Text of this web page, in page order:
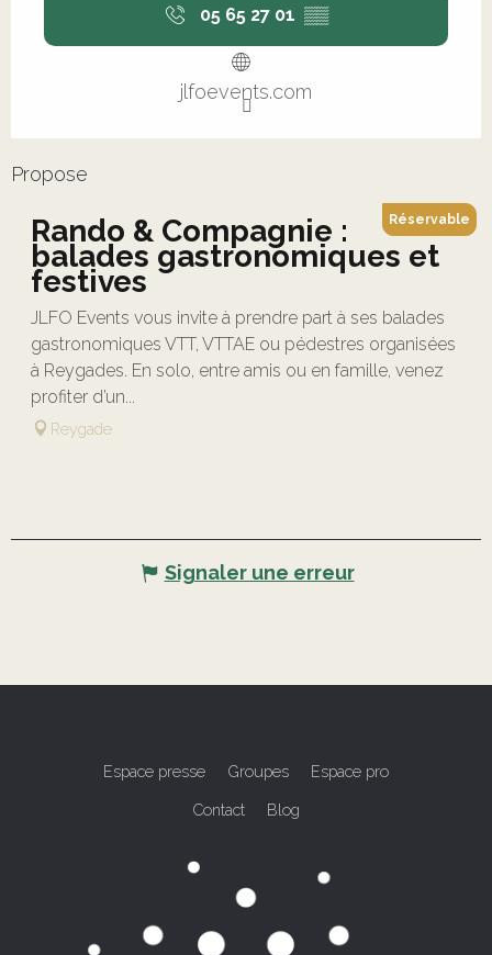
05 65 27 01 ▒▒
jlfoevents.com
Propose
Rando & Compagnie :
balades gastronomiques et
festives
JLFO Events vous invite à prendre part à ses balades
gastronomiques VTT, VTTAE ou pédestres organisées
à Reygades. En solo, entre amis ou en famille, venez
profiter d’un...
Reygade
Réservable
Signaler une erreur
Espace presse Groupes Espace pro
Contact Blog